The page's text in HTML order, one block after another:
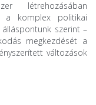
létrehozásában
a komplex politikai
szerint –
megkezdését a
változások